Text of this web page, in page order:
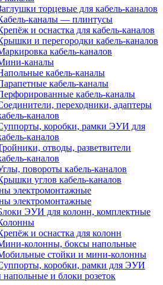
торцевые для кабель-каналов
каналы — плинтусы
и оснастка для кабель-каналов
и перегородки кабель-каналов
кабель-каналов
каналы
кабель-каналы
кабель-каналы
кабель-каналы
переходники, адаптеры
каналов
коробки, рамки ЭУИ для
каналов
отводы, разветвители
каналов
повороты кабель-каналов
углов кабель-каналов
электромонтажные
электромонтажные
ЭУИ для колонн, комплектные
и оснастка для колонн
колонны, боксы напольные
стойки и мини-колонны
коробки, рамки для ЭУИ
и блоки розеток